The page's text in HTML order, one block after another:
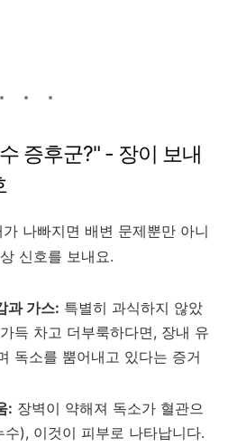
증후군?" - 장이 보내
나빠지면 배변 문제뿐만 아니
신호를 보내요.
과 가스: 특별히 과식하지 않았
득 차고 더부룩하다면, 장내 유
독소를 뿜어내고 있다는 증거
: 장벽이 약해져 독소가 혈관으
), 이것이 피부로 나타납니다.